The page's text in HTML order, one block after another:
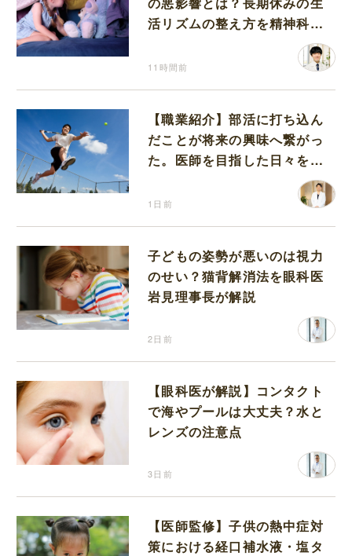
活リズムの整え方を精神科医
11時間前
【職業紹介】部活に打ち込ん
だことが将来の興味へ繋がっ
た。医師を目指した日々を振
1日前
子どもの姿勢が悪いのは視力
のせい？猫背解消法を眼科医
岩見理事長が解説
2日前
【眼科医が解説】コンタクト
で海やプールは大丈夫？水と
レンズの注意点
3日前
【医師監修】子供の熱中症対
策における経口補水液・塩タ